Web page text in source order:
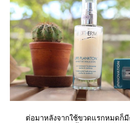
ต่อมาหลังจากใช้ขวดแรกหมดก็มี